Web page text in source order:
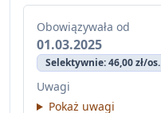
Obowiązywała od
01.03.2025
Selektywnie: 46,00 zł/os.
Uwagi
Pokaż uwagi